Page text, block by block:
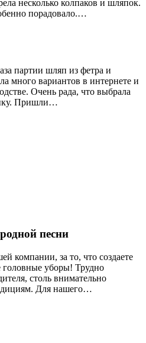
несколько колпаков и шляпок.
порадовало.…
партии шляп из фетра и
много вариантов в интернете и
Очень рада, что выбрала
Пришли…
песни
компании, за то, что создаете
головные уборы! Трудно
столь внимательно
Для нашего…